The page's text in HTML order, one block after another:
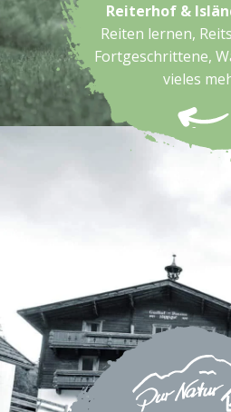
Reiterhof &
Reiten lernen,
Fortgeschrittene,
vieles